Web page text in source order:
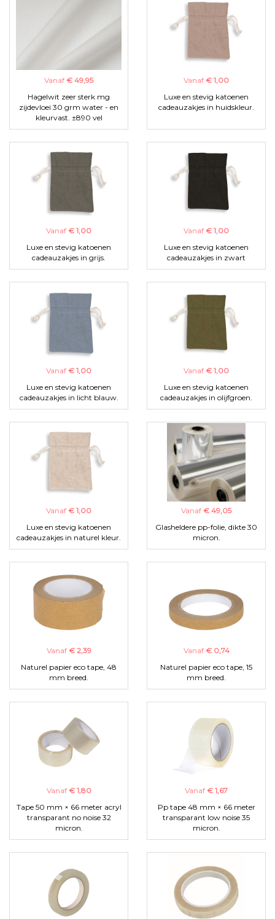
Vanaf € 49,95
Hagelwit zeer sterk mg
zijdevloei 30 grm water - en
kleurvast. ±890 vel
Vanaf € 1,00
Luxe en stevig katoenen
cadeauzakjes in huidskleur.
Vanaf € 1,00
Luxe en stevig katoenen
cadeauzakjes in grijs.
Vanaf € 1,00
Luxe en stevig katoenen
cadeauzakjes in zwart
Vanaf € 1,00
Luxe en stevig katoenen
cadeauzakjes in licht blauw.
Vanaf € 1,00
Luxe en stevig katoenen
cadeauzakjes in olijfgroen.
Vanaf € 1,00
Luxe en stevig katoenen
cadeauzakjes in naturel kleur.
Vanaf € 49,05
Glasheldere pp-folie, dikte 30
micron.
Vanaf € 2,39
Naturel papier eco tape, 48
mm breed.
Vanaf € 0,74
Naturel papier eco tape, 15
mm breed.
Vanaf € 1,80
Tape 50 mm × 66 meter acryl
transparant no noise 32
micron.
Vanaf € 1,67
Pp tape 48 mm × 66 meter
transparant low noise 35
micron.